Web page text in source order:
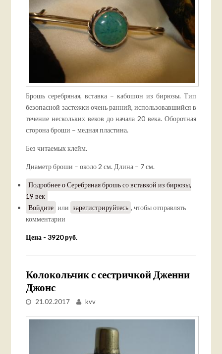
Брошь серебряная, вставка – кабошон из бирюзы. Тип
безопасной застежки очень ранний, использовавшийся в
течение нескольких веков до начала 20 века. Оборотная
сторона броши – медная пластина.
Без читаемых клейм.
Диаметр броши – около 2 см. Длина – 7 см.
Подробнеео Серебряная брошь со вставкой из бирюзы,
19 век
Войдите или зарегистрируйтесь , чтобы отправлять
комментарии
Цена - 3920 руб.
Колокольчик с сестричкой Дженни
Джонс
21.02.2017 kvv